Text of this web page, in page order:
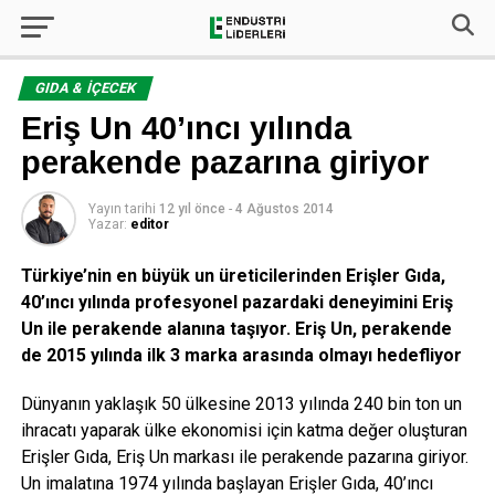
GIDA & İÇECEK
Eriş Un 40’ıncı yılında
perakende pazarına giriyor
Yayın tarihi 12 yıl önce - 4 Ağustos 2014
Yazar: editor
Türkiye’nin en büyük un üreticilerinden Erişler Gıda,
40’ıncı yılında profesyonel pazardaki deneyimini Eriş
Un ile perakende alanına taşıyor. Eriş Un, perakende
de 2015 yılında ilk 3 marka arasında olmayı hedefliyor
Dünyanın yaklaşık 50 ülkesine 2013 yılında 240 bin ton un
ihracatı yaparak ülke ekonomisi için katma değer oluşturan
Erişler Gıda, Eriş Un markası ile perakende pazarına giriyor.
Un imalatına 1974 yılında başlayan Erişler Gıda, 40’ıncı